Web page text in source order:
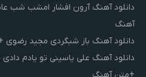
دانلود آهنگ آرون افشار امشب شب
آهنگ
دانلود آهنگ باز شبگردی مجید
دانلود آهنگ علی یاسینی تو یادم